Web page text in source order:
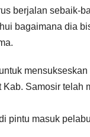
berjalan sebaik-
bagaimana dia
Samosir telah
pintu masuk